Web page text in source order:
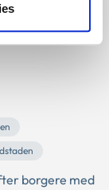
at give
borgere med